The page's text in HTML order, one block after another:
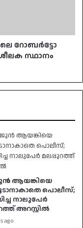
റോബർട്ടോ
സ്ഥാനം
ആയങ്കിയെ
പൊലീസ്;
നാലുപേർ
അറസ്റ്റിൽ
ago